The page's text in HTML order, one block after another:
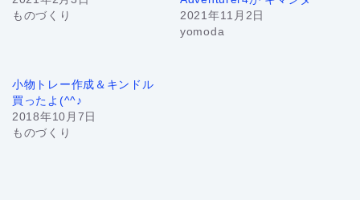
ものづくり
2021年11月2日
yomoda
小物トレー作成＆キンドル
買ったよ(^^♪
2018年10月7日
ものづくり